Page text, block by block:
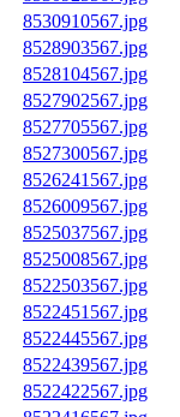
8530910567.jpg
8528903567.jpg
8528104567.jpg
8527902567.jpg
8527705567.jpg
8527300567.jpg
8526241567.jpg
8526009567.jpg
8525037567.jpg
8525008567.jpg
8522503567.jpg
8522451567.jpg
8522445567.jpg
8522439567.jpg
8522422567.jpg